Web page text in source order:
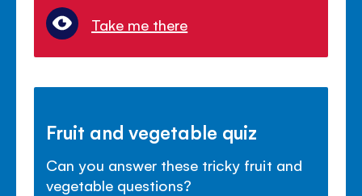
Take me there
Fruit and vegetable quiz
Can you answer these tricky fruit and
vegetable questions?